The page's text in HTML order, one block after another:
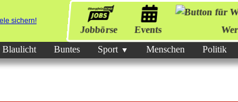
Jobbörse Events
Blaulicht Buntes Sport Menschen Politik